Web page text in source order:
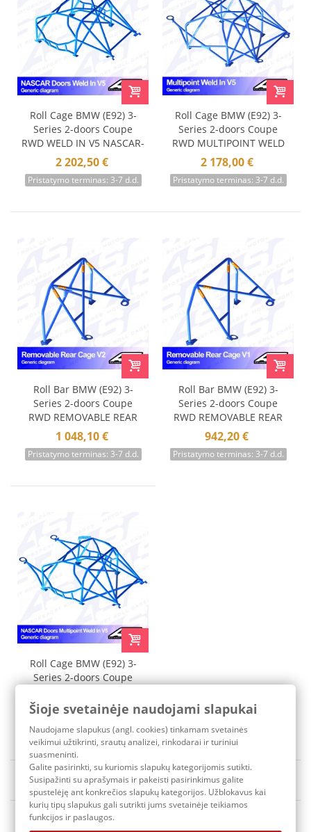
Roll Cage BMW (E92) 3-
Series 2-doors Coupe
RWD WELD IN V5 NASCAR-
door
2 202,50 €
Pristatymo terminas: 3-7 d.d.
Roll Cage BMW (E92) 3-
Series 2-doors Coupe
RWD MULTIPOINT WELD
IN V5
2 178,00 €
Pristatymo terminas: 3-7 d.d.
Roll Bar BMW (E92) 3-
Series 2-doors Coupe
RWD REMOVABLE REAR
CAGE V2
1 048,10 €
Pristatymo terminas: 3-7 d.d.
Roll Bar BMW (E92) 3-
Series 2-doors Coupe
RWD REMOVABLE REAR
CAGE V1
942,20 €
Pristatymo terminas: 3-7 d.d.
Roll Cage BMW (E92) 3-
Series 2-doors Coupe
IN V5 NASCAR-door
2 491,30 €
Pristatymo terminas: 3-7 d.d.
Rūšiuoti pagal
Šioje svetainėje naudojami slapukai
Naudojame slapukus (angl. cookies) tinkamam svetainės
veikimui užtikrinti, srautų analizei, rinkodarai ir turiniui
suasmeninti.
Galite pasirinkti, su kuriomis slapukų kategorijomis sutikti.
Susipažinti su aprašymais ir pakeisti pasirinkimus galite
spustelėję ant konkrečios slapukų kategorijos. Užblokavus kai
kurių tipų slapukus gali sutrikti jums svetainėje teikiamos
funkcijos ir paslaugos.